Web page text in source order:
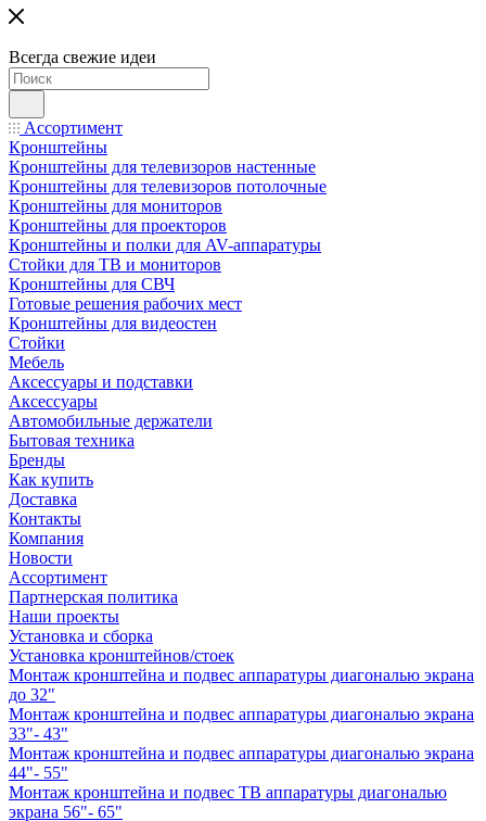
Всегда свежие идеи
Ассортимент
Кронштейны
Кронштейны для телевизоров настенные
Кронштейны для телевизоров потолочные
Кронштейны для мониторов
Кронштейны для проекторов
Кронштейны и полки для AV-аппаратуры
Стойки для ТВ и мониторов
Кронштейны для СВЧ
Готовые решения рабочих мест
Кронштейны для видеостен
Стойки
Мебель
Аксессуары и подставки
Аксессуары
Автомобильные держатели
Бытовая техника
Бренды
Как купить
Доставка
Контакты
Компания
Новости
Ассортимент
Партнерская политика
Наши проекты
Установка и сборка
Установка кронштейнов/стоек
Монтаж кронштейна и подвес аппаратуры диагональю экрана
до 32"
Монтаж кронштейна и подвес аппаратуры диагональю экрана
33"- 43"
Монтаж кронштейна и подвес аппаратуры диагональю экрана
44"- 55"
Монтаж кронштейна и подвес ТВ аппаратуры диагональю
экрана 56"- 65"